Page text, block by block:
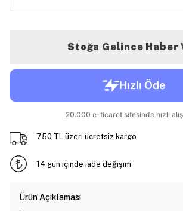
Stoğa Gelince Haber
750 TL üzeri ücretsiz kargo
14 gün içinde iade değişim
Ürün Açıklaması